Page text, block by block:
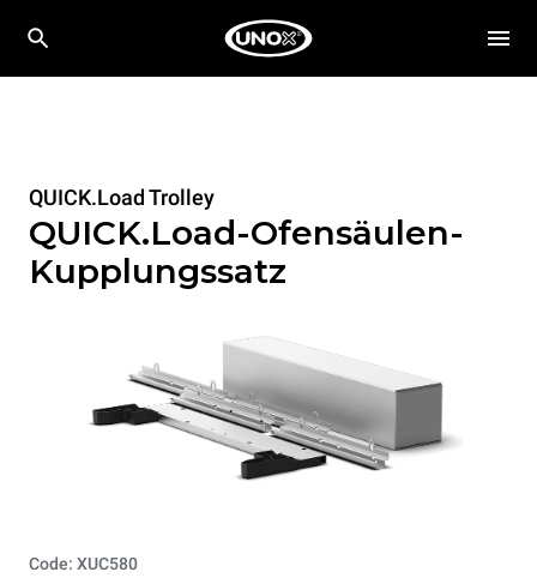
QUICK.Load Trolley
QUICK.Load-Ofensäulen-
Kupplungssatz
Code: XUC580